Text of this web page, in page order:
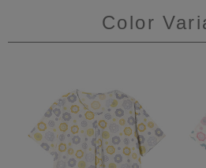
Color